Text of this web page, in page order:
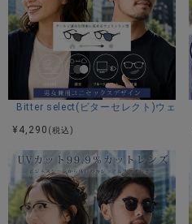
Bitter select(ビターセレクト)ウェリ
¥ 4,290 (税込)